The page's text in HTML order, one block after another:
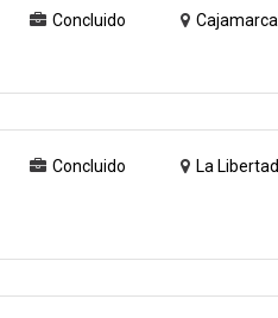
Concluido Cajamarca
Concluido La Libertad